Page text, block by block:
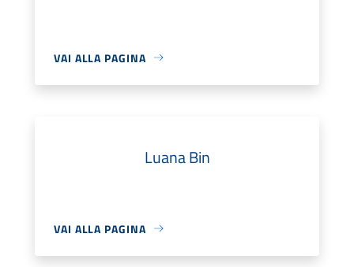
VAI ALLA PAGINA
Luana Bin
VAI ALLA PAGINA